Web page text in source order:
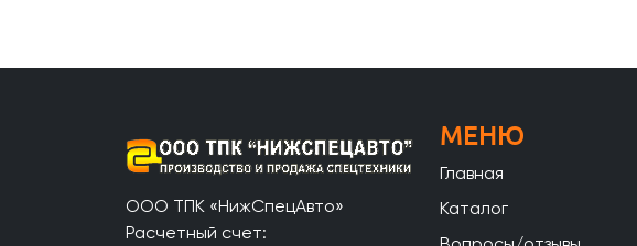
ООО ТПК «НижСпецАвто»
Расчетный счет:
МЕНЮ
Главная
Каталог